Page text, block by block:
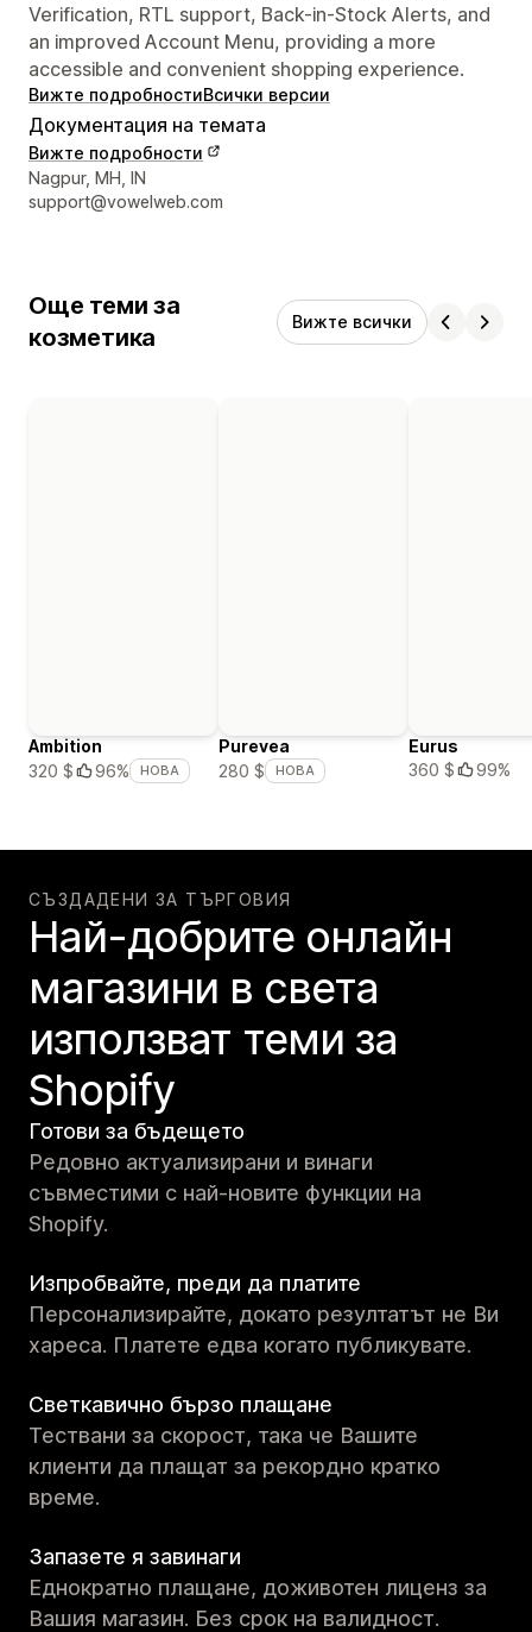
Verification, RTL support, Back-in-Stock Alerts, and
an improved Account Menu, providing a more
accessible and convenient shopping experience.
Вижте подробностиВсички версии
Документация на темата
Вижте подробности
Данни за връзка с дизайнера
Nagpur, MH, IN
support@vowelweb.com
Още теми за
козметика
Вижте всички
Ambition
320 $
96% НОВА
Purevea
280 $
НОВА
Eurus
360 $
99%
СЪЗДАДЕНИ ЗА ТЪРГОВИЯ
Най-добрите онлайн
магазини в света
използват теми за
Shopify
Готови за бъдещето
Редовно актуализирани и винаги
съвместими с най-новите функции на
Shopify.
Изпробвайте, преди да платите
Персонализирайте, докато резултатът не Ви
хареса. Платете едва когато публикувате.
Светкавично бързо плащане
Тествани за скорост, така че Вашите
клиенти да плащат за рекордно кратко
време.
Запазете я завинаги
Еднократно плащане, доживотен лиценз за
Вашия магазин. Без срок на валидност.